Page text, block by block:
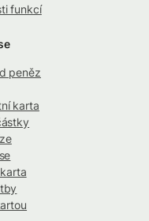
funkcí
peněz
karta